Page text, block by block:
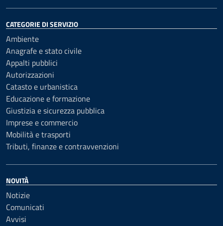
CATEGORIE DI SERVIZIO
Ambiente
Anagrafe e stato civile
Appalti pubblici
Autorizzazioni
Catasto e urbanistica
Educazione e formazione
Giustizia e sicurezza pubblica
Imprese e commercio
Mobilità e trasporti
Tributi, finanze e contravvenzioni
NOVITÀ
Notizie
Comunicati
Avvisi